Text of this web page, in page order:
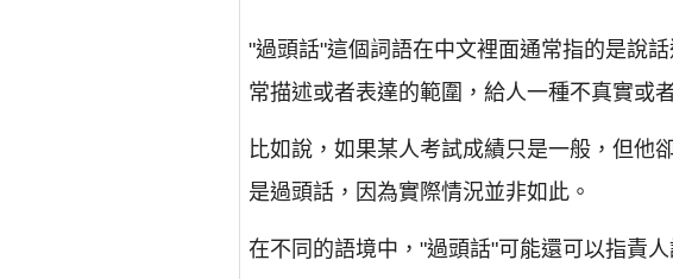
"過頭話"這個詞語在中文裡面通常指的是說
常描述或者表達的範圍，給人一種不真實或
比如說，如果某人考試成績只是一般，但他
是過頭話，因為實際情況並非如此。
在不同的語境中，"過頭話"可能還可以指責